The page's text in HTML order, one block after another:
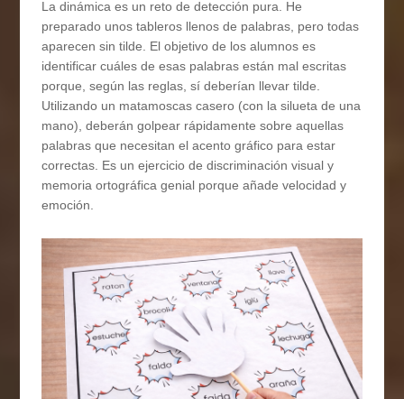
La dinámica es un reto de detección pura. He
preparado unos tableros llenos de palabras, pero todas
aparecen sin tilde. El objetivo de los alumnos es
identificar cuáles de esas palabras están mal escritas
porque, según las reglas, sí deberían llevar tilde.
Utilizando un matamoscas casero (con la silueta de una
mano), deberán golpear rápidamente sobre aquellas
palabras que necesitan el acento gráfico para estar
correctas. Es un ejercicio de discriminación visual y
memoria ortográfica genial porque añade velocidad y
emoción.